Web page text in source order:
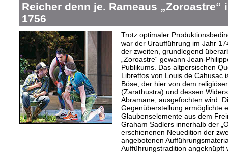
Reicher denn je. Rameaus „Zoroastre“
1756
Trotz optimaler
war der Uraufführung im Jahr
der zweiten, grundlegend
„Zoroastre“ gewann Jean-
Publikums. Das altpersischen
Librettos von Louis de Cahusac
Böse, der hier von dem
(Zarathustra) und dessen
Abramane, ausgefochten wird.
Gegenüberstellung ermöglichte
Glaubenselemente aus dem
Graham Sadlers innerhalb der
erschienenen Neuedition der
angebotenen
Aufführungstradition angeknüpft